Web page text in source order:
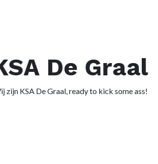
De Graal
zijn KSA De Graal, ready to kick some ass!